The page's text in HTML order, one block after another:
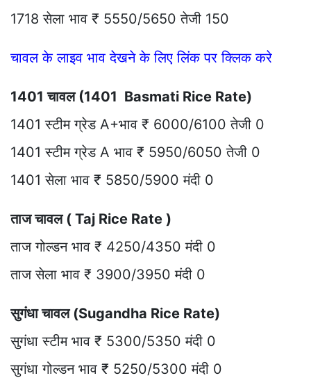
1718 सेला भाव ₹ 5550/5650 तेजी 150
चावल के लाइव भाव देखने के लिए लिंक पर क्लिक करे
1401 चावल (1401 Basmati Rice Rate)
1401 स्टीम ग्रेड A+भाव ₹ 6000/6100 तेजी 0
1401 स्टीम ग्रेड A भाव ₹ 5950/6050 तेजी 0
1401 सेला भाव ₹ 5850/5900 मंदी 0
ताज चावल ( Taj Rice Rate )
ताज गोल्डन भाव ₹ 4250/4350 मंदी 0
ताज सेला भाव ₹ 3900/3950 मंदी 0
सुगंधा चावल (Sugandha Rice Rate)
सुगंधा स्टीम भाव ₹ 5300/5350 मंदी 0
सुगंधा गोल्डन भाव ₹ 5250/5300 मंदी 0